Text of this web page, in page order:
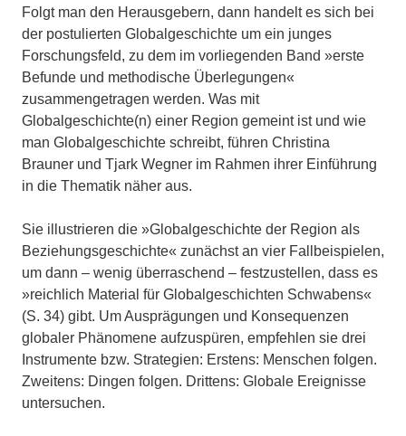
Folgt man den Herausgebern, dann handelt es sich bei
der postulierten Globalgeschichte um ein junges
Forschungsfeld, zu dem im vorliegenden Band »erste
Befunde und methodische Überlegungen«
zusammengetragen werden. Was mit
Globalgeschichte(n) einer Region gemeint ist und wie
man Globalgeschichte schreibt, führen Christina
Brauner und Tjark Wegner im Rahmen ihrer Einführung
in die Thematik näher aus.
Sie illustrieren die »Globalgeschichte der Region als
Beziehungsgeschichte« zunächst an vier Fallbeispielen,
um dann – wenig überraschend – festzustellen, dass es
»reichlich Material für Globalgeschichten Schwabens«
(S. 34) gibt. Um Ausprägungen und Konsequenzen
globaler Phänomene aufzuspüren, empfehlen sie drei
Instrumente bzw. Strategien: Erstens: Menschen folgen.
Zweitens: Dingen folgen. Drittens: Globale Ereignisse
untersuchen.